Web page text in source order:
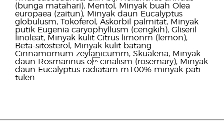
(bunga matahari), Mentol, Minyak buah Olea
europaea (zaitun), Minyak daun Eucalyptus
globulusm, Tokoferol, Askorbil palmitat, Minyak
putik Eugenia caryophyllusm (cengkih), Gliseril
linoleat, Minyak kulit Citrus limonm (lemon),
Beta-sitosterol, Minyak kulit batang
Cinnamomum zeylanicumm, Skualena, Minyak
daun Rosmarinus ocinalism (rosemary), Minyak
daun Eucalyptus radiatam m100% minyak pati
tulen